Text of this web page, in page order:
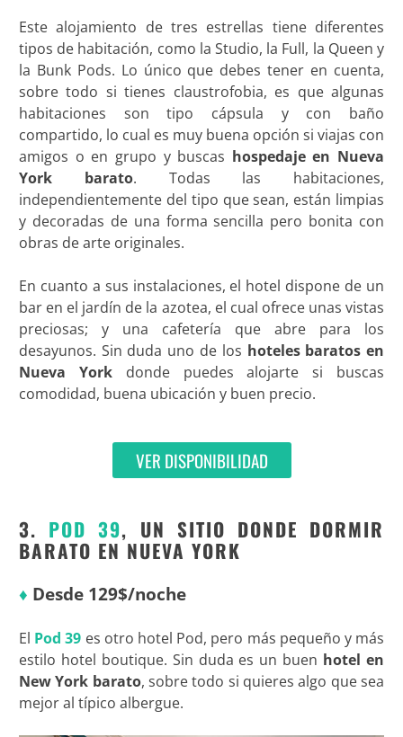
Este alojamiento de tres estrellas tiene diferentes
tipos de habitación, como la Studio, la Full, la Queen y
la Bunk Pods. Lo único que debes tener en cuenta,
sobre todo si tienes claustrofobia, es que algunas
habitaciones son tipo cápsula y con baño
compartido, lo cual es muy buena opción si viajas con
amigos o en grupo y buscas hospedaje en Nueva
York barato. Todas las habitaciones,
independientemente del tipo que sean, están limpias
y decoradas de una forma sencilla pero bonita con
obras de arte originales.
En cuanto a sus instalaciones, el hotel dispone de un
bar en el jardín de la azotea, el cual ofrece unas vistas
preciosas; y una cafetería que abre para los
desayunos. Sin duda uno de los hoteles baratos en
Nueva Yorkdonde puedes alojarte si buscas
comodidad, buena ubicación y buen precio.
VER DISPONIBILIDAD
3. POD 39, UN SITIO DONDE DORMIR
BARATO EN NUEVA YORK
♦ Desde 129$/noche
El Pod 39 es otro hotel Pod, pero más pequeño y más
estilo hotel boutique. Sin duda es un buen hotel en
New York barato, sobre todo si quieres algo que sea
mejor al típico albergue.